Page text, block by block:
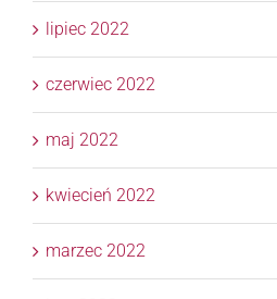
lipiec 2022
czerwiec 2022
maj 2022
kwiecień 2022
marzec 2022